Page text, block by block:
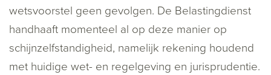
wetsvoorstel geen gevolgen. De Belastingdienst
handhaaft momenteel al op deze manier op
schijnzelfstandigheid, namelijk rekening houdend
met huidige wet- en regelgeving en jurisprudentie.